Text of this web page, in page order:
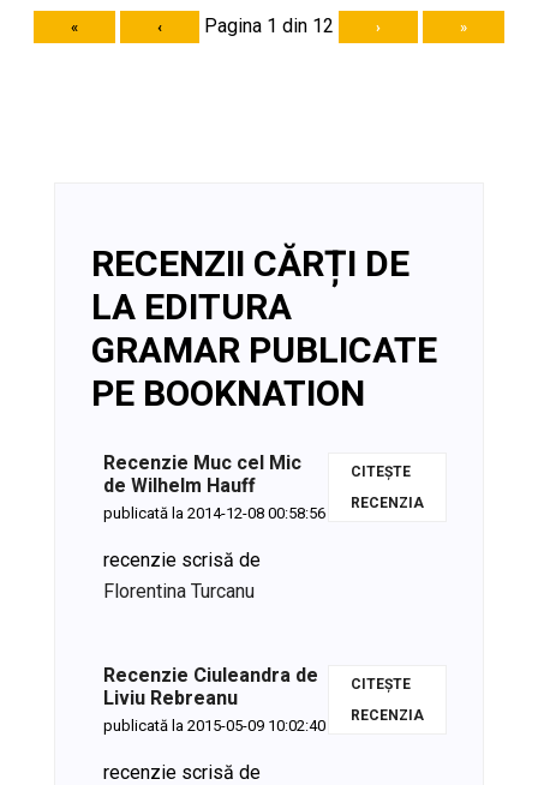
« ‹ Pagina 1 din 12 › »
RECENZII CĂRȚI DE
LA EDITURA
GRAMAR PUBLICATE
PE BOOKNATION
Recenzie Muc cel Mic
de Wilhelm Hauff
publicată la 2014-12-08 00:58:56
recenzie scrisă de
Florentina Turcanu
CITEȘTE
RECENZIA
Recenzie Ciuleandra de
Liviu Rebreanu
publicată la 2015-05-09 10:02:40
recenzie scrisă de
CITEȘTE
RECENZIA